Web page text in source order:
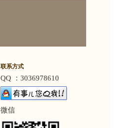
联系方式
QQ ：3036978610
微信